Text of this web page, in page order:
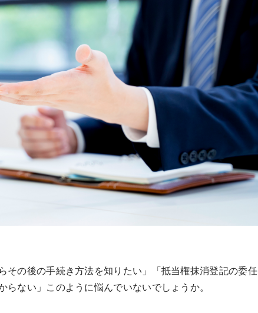
その後の手続き方法を知りたい」「抵当権抹消登記の委任
ない」このように悩んでいないでしょうか。